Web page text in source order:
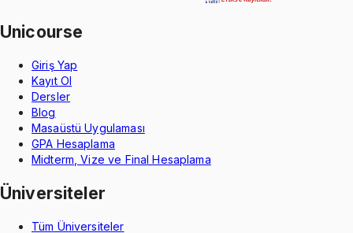
Unicourse
Giriş Yap
Kayıt Ol
Dersler
Blog
Masaüstü Uygulaması
GPA Hesaplama
Midterm, Vize ve Final Hesaplama
Üniversiteler
Tüm Üniversiteler